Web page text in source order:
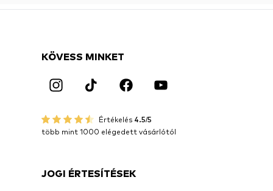
KÖVESS MINKET
Értékelés 4.5/5
több mint 1000 elégedett vásárlótól
JOGI ÉRTESÍTÉSEK